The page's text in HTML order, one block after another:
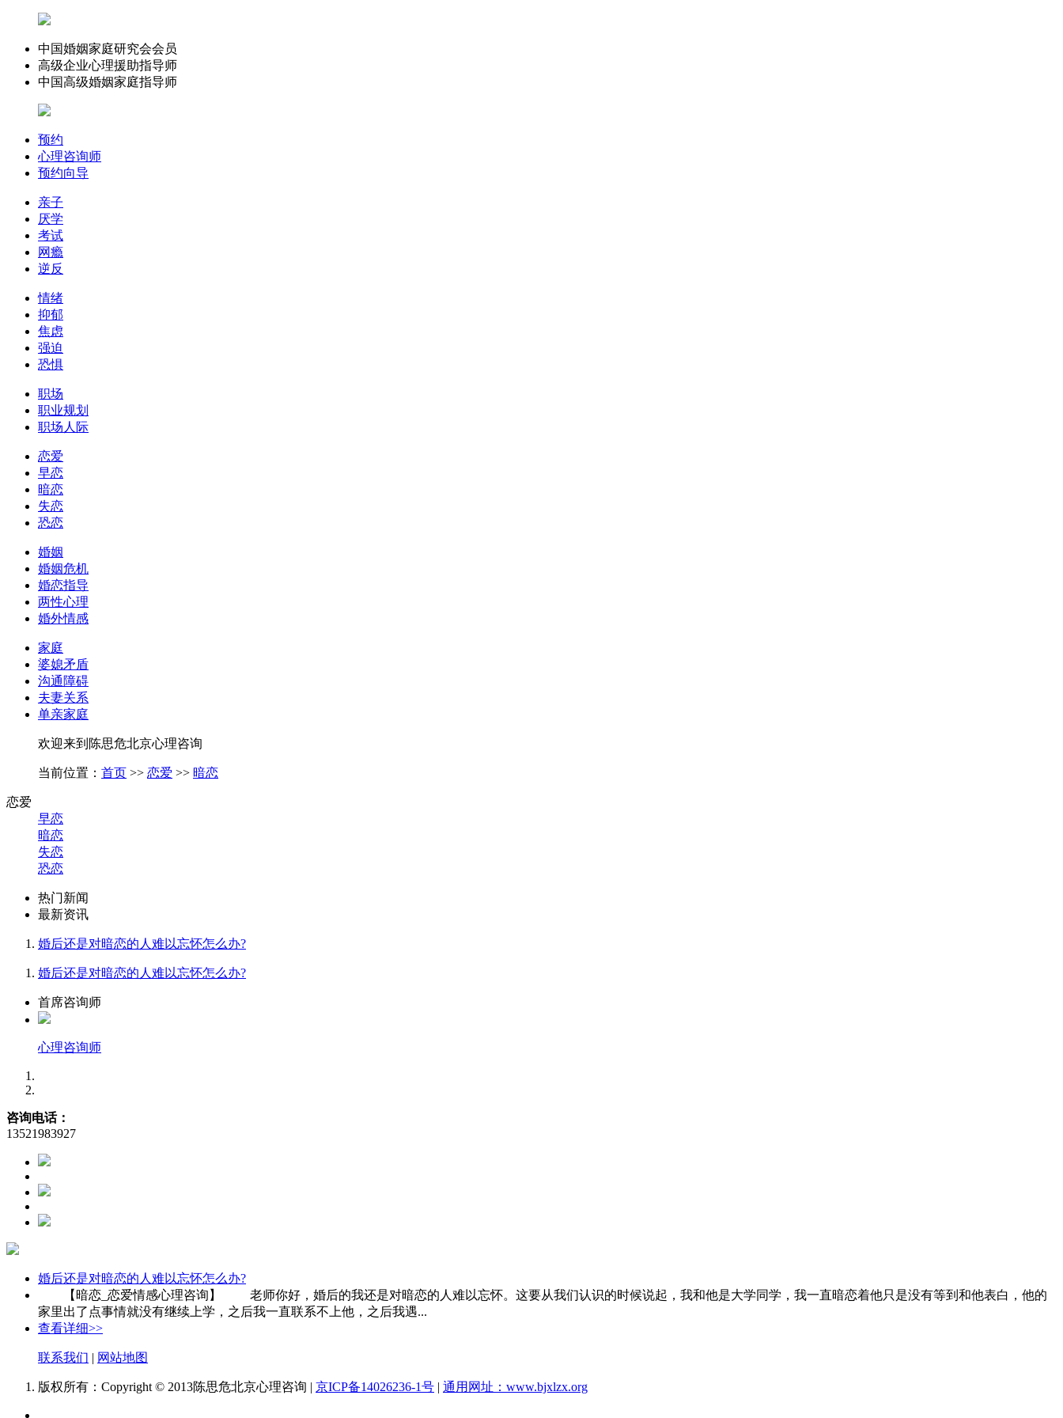
中国婚姻家庭研究会会员
高级企业心理援助指导师
中国高级婚姻家庭指导师
预约
心理咨询师
预约向导
亲子
厌学
考试
网瘾
逆反
情绪
抑郁
焦虑
强迫
恐惧
职场
职业规划
职场人际
恋爱
早恋
暗恋
失恋
恐恋
婚姻
婚姻危机
婚恋指导
两性心理
婚外情感
家庭
婆媳矛盾
沟通障碍
夫妻关系
单亲家庭
欢迎来到陈思危北京心理咨询
当前位置： 首页 >> 恋爱 >> 暗恋
恋爱
早恋
暗恋
失恋
恐恋
热门新闻
最新资讯
婚后还是对暗恋的人难以忘怀怎么办?
婚后还是对暗恋的人难以忘怀怎么办?
首席咨询师
心理咨询师
咨询电话：
13521983927
婚后还是对暗恋的人难以忘怀怎么办?
【暗恋_恋爱情感心理咨询】 老师你好，婚后的我还是对暗恋的人难以忘怀。这要从我们认识的时候说起，我和他是大学同学，我一直暗恋着他只是没有等到和他表白，他的
家里出了点事情就没有继续上学，之后我一直联系不上他，之后我遇...
查看详细>>
联系我们 | 网站地图
版权所有：Copyright © 2013陈思危北京心理咨询 | 京ICP备14026236-1号 | 通用网址：www.bjxlzx.org